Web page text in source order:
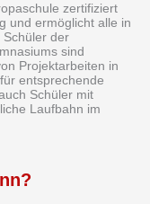
zertifiziert
und ermöglicht alle in
Schüler der
sind
Projektarbeiten in
entsprechende
Schüler mit
Laufbahn im